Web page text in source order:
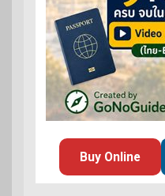
Buy Online